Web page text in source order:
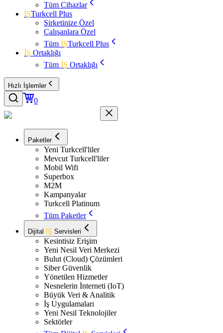
Tüm Cihazlar
İŞTurkcell Plus
Şirketinize Özel
Çalışanlara Özel
Tüm İŞTurkcell Plus
İŞ Ortaklığı
Tüm İŞ Ortaklığı
Hızlı İşlemler
0
Paketler
Yeni Turkcell'liler
Mevcut Turkcell'liler
Mobil Wifi
Superbox
M2M
Kampanyalar
Turkcell Platinum
Tüm Paketler
Dijital İŞ Servisleri
Kesintisiz Erişim
Yeni Nesil Veri Merkezi
Bulut (Cloud) Çözümleri
Siber Güvenlik
Yönetilen Hizmetler
Nesnelerin İnterneti (IoT)
Büyük Veri & Analitik
İş Uygulamaları
Yeni Nesil Teknolojiler
Sektörler